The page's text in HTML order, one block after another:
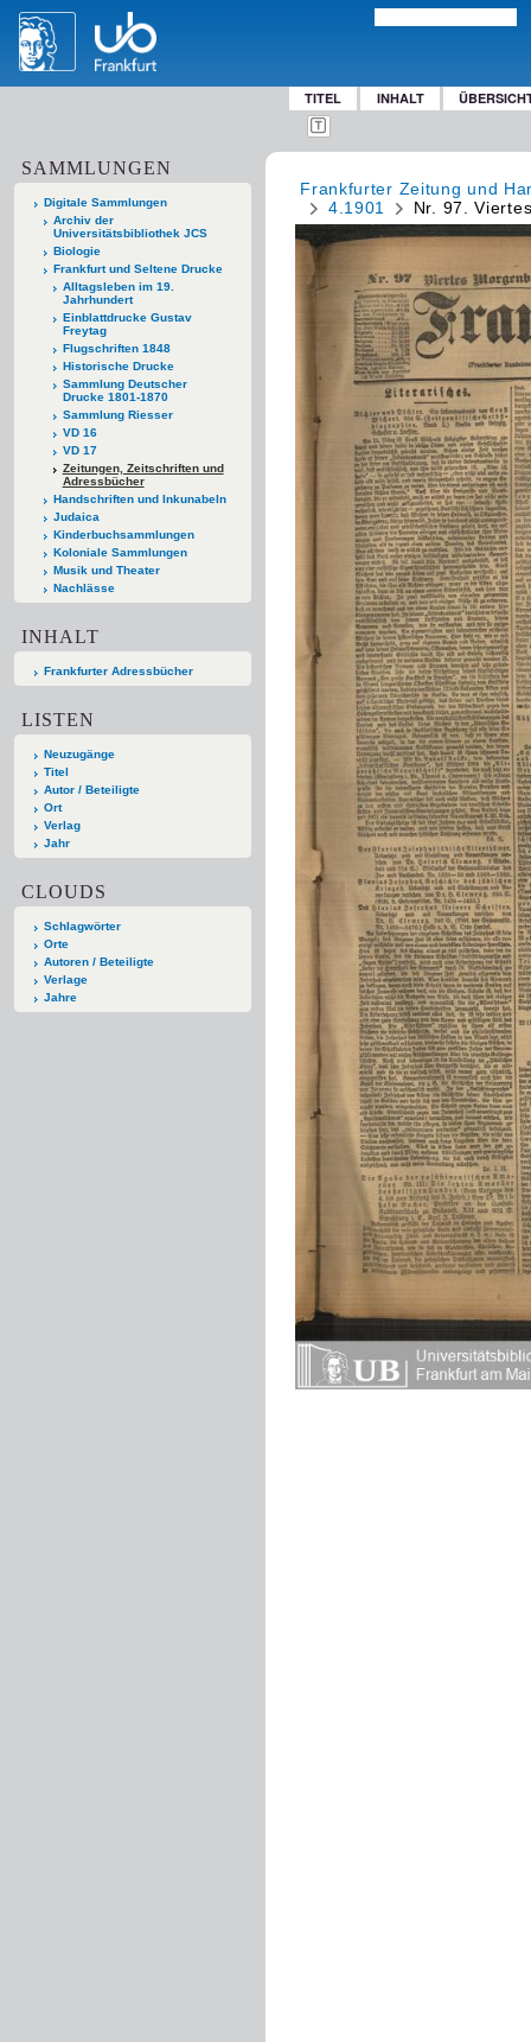
TITEL INHALT
SAMMLUNGEN
Digitale Sammlungen
Archiv der
Universitätsbibliothek JCS
Biologie
Frankfurt und Seltene Drucke
Alltagsleben im 19.
Jahrhundert
Einblattdrucke Gustav
Freytag
Flugschriften 1848
Historische Drucke
Sammlung Deutscher
Drucke 1801-1870
Sammlung Riesser
VD 16
VD 17
Zeitungen, Zeitschriften und
Adressbücher
Handschriften und Inkunabeln
Judaica
Kinderbuchsammlungen
Koloniale Sammlungen
Musik und Theater
Nachlässe
INHALT
Frankfurter Adressbücher
LISTEN
Neuzugänge
Titel
Autor / Beteiligte
Ort
Verlag
Jahr
CLOUDS
Schlagwörter
Orte
Autoren / Beteiligte
Verlage
Jahre
Frankfurter Zeitung und
4.1901
Nr. 97.